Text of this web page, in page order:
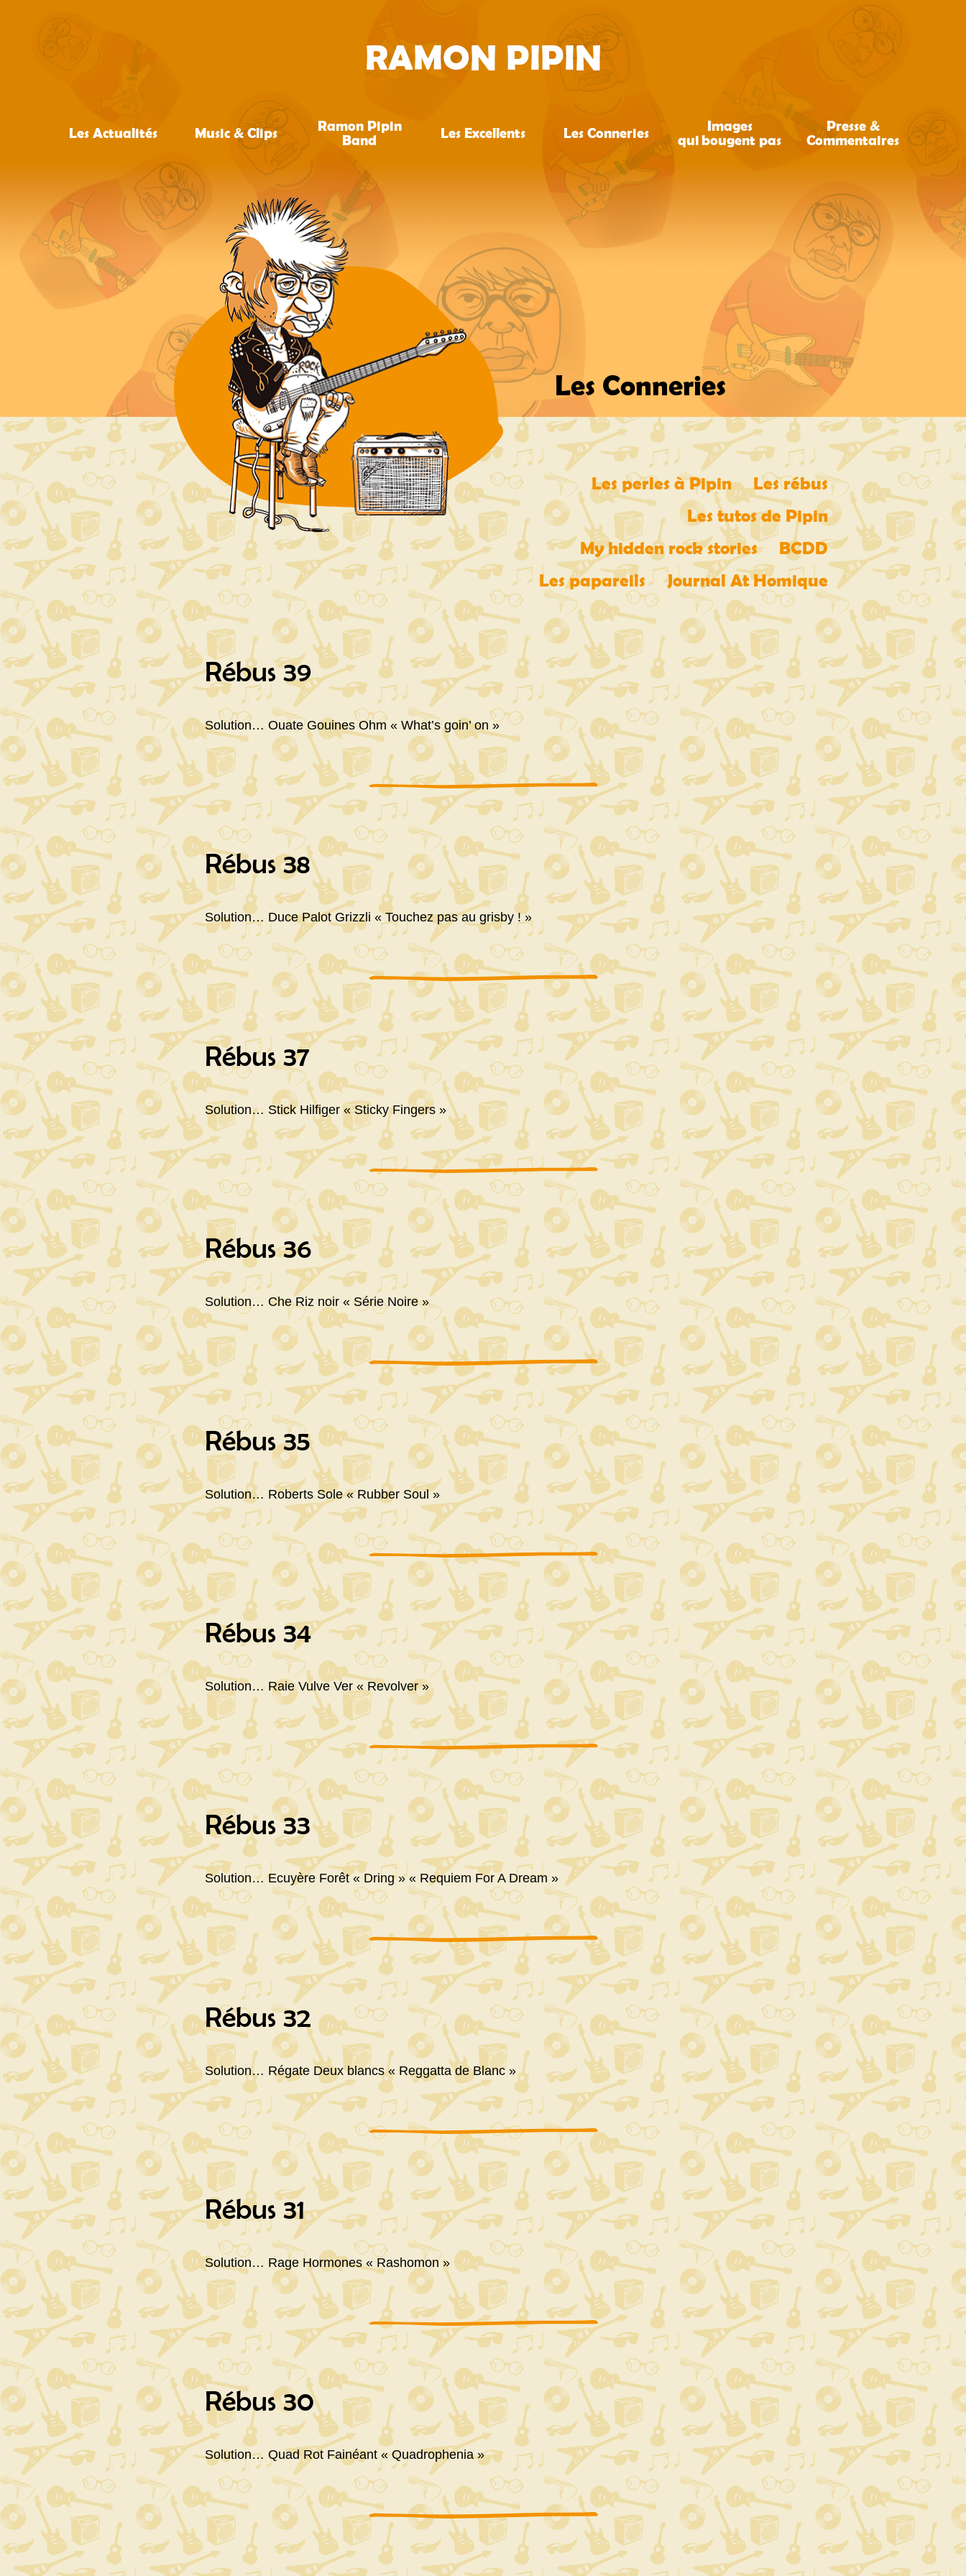
RAMON PIPIN
Les Conneries
Les Actualités Music & Clips
Ramon Pipin
Band
Les Excellents Les Conneries
Images
qui bougent pas
Presse &
Commentaires
Les perles à Pipin
Les rébus
Les tutos de Pipin
My hidden rock stories
BCDD
Les papareils
Journal At Homique
Rébus 39
Solution… Ouate Gouines Ohm « What’s goin’ on »
Rébus 38
Solution… Duce Palot Grizzli « Touchez pas au grisby ! »
Rébus 37
Solution… Stick Hilfiger « Sticky Fingers »
Rébus 36
Solution… Che Riz noir « Série Noire »
Rébus 35
Solution… Roberts Sole « Rubber Soul »
Rébus 34
Solution… Raie Vulve Ver « Revolver »
Rébus 33
Solution… Ecuyère Forêt « Dring » « Requiem For A Dream »
Rébus 32
Solution… Régate Deux blancs « Reggatta de Blanc »
Rébus 31
Solution… Rage Hormones « Rashomon »
Rébus 30
Solution… Quad Rot Fainéant « Quadrophenia »